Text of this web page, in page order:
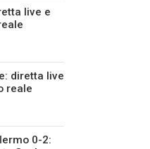
live e
diretta live
reale
0-2: